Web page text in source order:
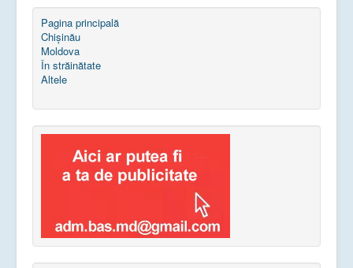
Pagina principală
Chișinău
Moldova
În străinătate
Altele